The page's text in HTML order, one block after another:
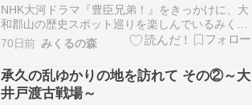
NHK大河ドラマ『豊臣兄弟！』をきっかけに、大
和郡山の歴史スポット巡りを楽しんでいるみくる
です。 以前ご紹介した「【豊臣兄弟！ゆかりの
地】秀長さんが築いた大和郡山城下町を歩く」で
は、郡山城跡や春岳院など、秀長公ゆかりのスポ
ットを巡りました。 【豊臣兄弟！ゆかりの地】秀
長さんが築…
70日前 みくるの森
承久の乱ゆかりの地を訪れて その②～大
井戸渡古戦場～